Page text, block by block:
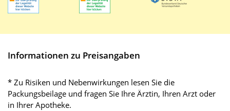
Informationen zu Preisangaben
* Zu Risiken und Nebenwirkungen lesen Sie die
Packungsbeilage und fragen Sie Ihre Ärztin, Ihren Arzt oder
in Ihrer Apotheke.